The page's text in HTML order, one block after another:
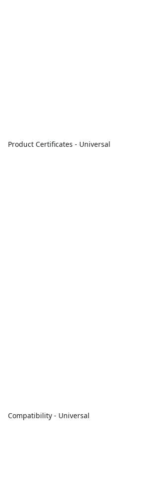
Product Certificates - Universal
Compatibility - Universal